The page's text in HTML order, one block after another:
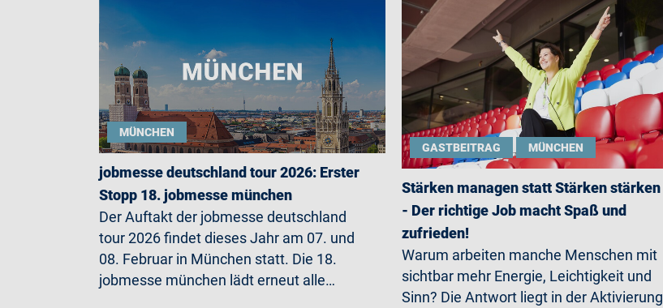
MÜNCHEN
jobmesse deutschland tour 2026: Erster
Stopp 18. jobmesse münchen
Der Auftakt der jobmesse deutschland
tour 2026 findet dieses Jahr am 07. und
08. Februar in München statt. Die 18.
jobmesse münchen lädt erneut alle…
GASTBEITRAG MÜNCHEN
Stärken managen statt Stärken stärken
- Der richtige Job macht Spaß und
zufrieden!
Warum arbeiten manche Menschen mit
sichtbar mehr Energie, Leichtigkeit und
Sinn? Die Antwort liegt in der Aktivierung